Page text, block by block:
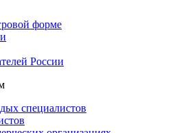
форме
России
специалистов